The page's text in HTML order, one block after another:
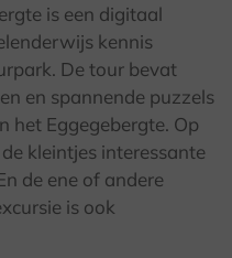
is een digitaal
kennis
De tour bevat
en spannende puzzels
het Eggegebergte. Op
kleintjes interessante
de ene of andere
is ook